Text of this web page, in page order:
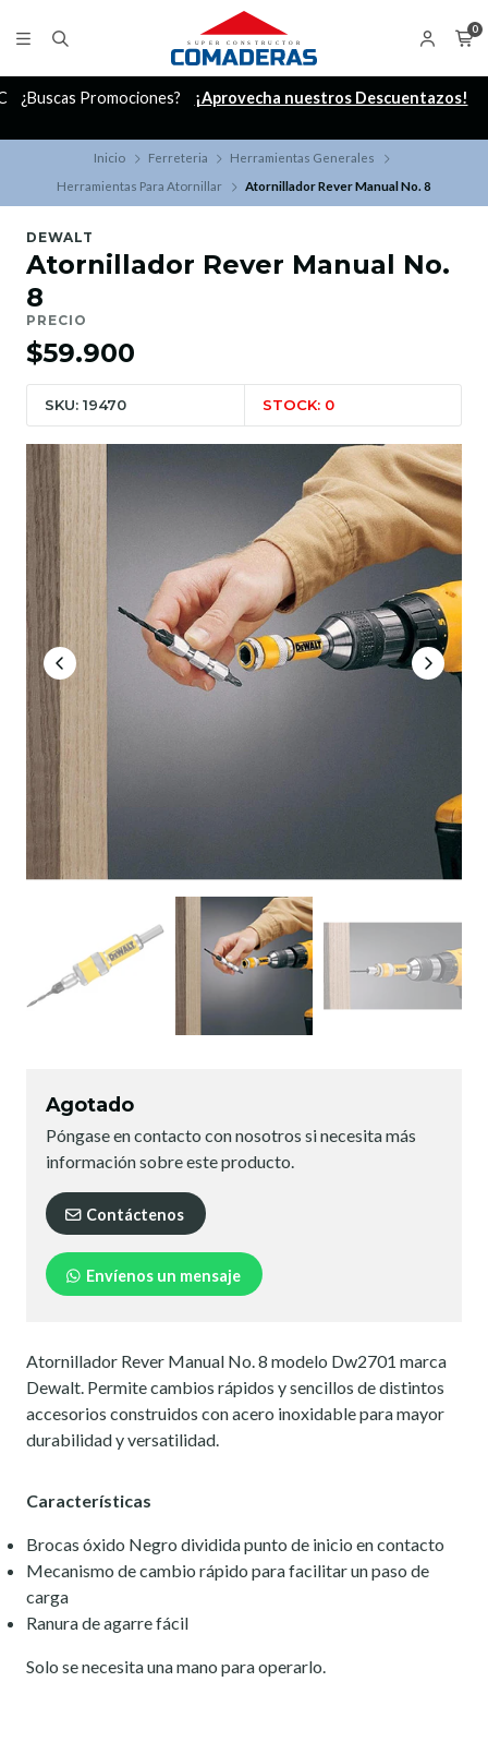
0
¿Buscas Promociones? ¡Aprovecha nuestros Descuentazos!
Inicio Ferreteria
Herramientas Generales
Herramientas Para Atornillar
Atornillador Rever Manual No. 8
DEWALT
Atornillador Rever Manual No.
8
PRECIO
$59.900
SKU: 19470 STOCK: 0
Agotado
Póngase en contacto con nosotros si necesita más
información sobre este producto.
Contáctenos
Envíenos un mensaje
Atornillador Rever Manual No. 8 modelo Dw2701 marca
Dewalt. Permite cambios rápidos y sencillos de distintos
accesorios construidos con acero inoxidable para mayor
durabilidad y versatilidad.
Características
Brocas óxido Negro dividida punto de inicio en contacto
Mecanismo de cambio rápido para facilitar un paso de
carga
Ranura de agarre fácil
Solo se necesita una mano para operarlo.